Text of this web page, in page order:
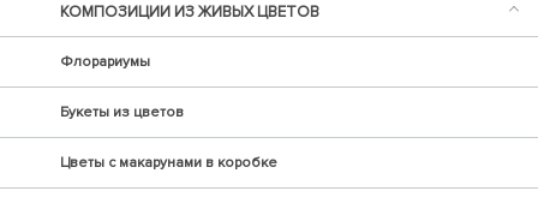
КОМПОЗИЦИИ ИЗ ЖИВЫХ ЦВЕТОВ
Флорариумы
Букеты из цветов
Цветы с макарунами в коробке